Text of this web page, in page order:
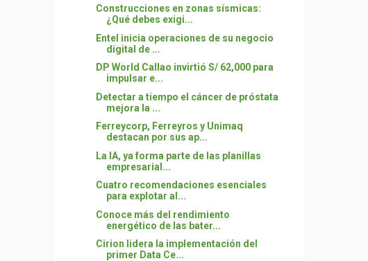
Construcciones en zonas sísmicas:
¿Qué debes exigi...
Entel inicia operaciones de su negocio
digital de ...
DP World Callao invirtió S/ 62,000 para
impulsar e...
Detectar a tiempo el cáncer de próstata
mejora la ...
Ferreycorp, Ferreyros y Unimaq
destacan por sus ap...
La IA, ya forma parte de las planillas
empresarial...
Cuatro recomendaciones esenciales
para explotar al...
Conoce más del rendimiento
energético de las bater...
Cirion lidera la implementación del
primer Data Ce...